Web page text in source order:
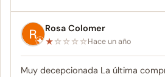
Rosa Colomer
★☆☆☆☆Hace un año
Muy decepcionada La última